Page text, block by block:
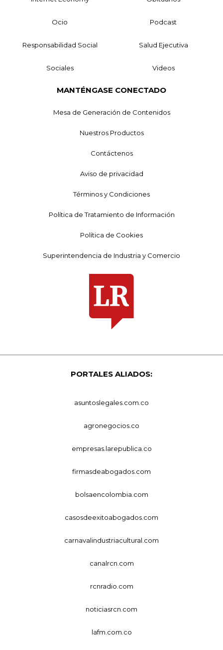
Ocio Podcast
Responsabilidad Social Salud Ejecutiva
Sociales Videos
MANTÉNGASE CONECTADO
Mesa de Generación de Contenidos
Nuestros Productos
Contáctenos
Aviso de privacidad
Términos y Condiciones
Política de Tratamiento de Información
Política de Cookies
Superintendencia de Industria y Comercio
PORTALES ALIADOS:
asuntoslegales.com.co
agronegocios.co
empresas.larepublica.co
firmasdeabogados.com
bolsaencolombia.com
casosdeexitoabogados.com
carnavalindustriacultural.com
canalrcn.com
rcnradio.com
noticiasrcn.com
lafm.com.co